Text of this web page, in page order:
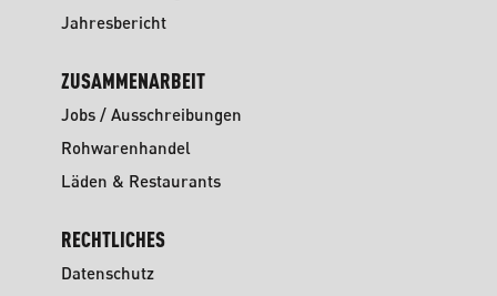
Jahresbericht
ZUSAMMENARBEIT
Jobs / Ausschreibungen
Rohwarenhandel
Läden & Restaurants
RECHTLICHES
Datenschutz